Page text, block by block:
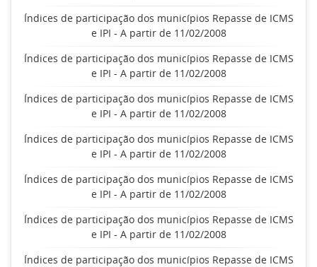
Índices de participação dos municípios Repasse de ICMS
e IPI - A partir de 11/02/2008
Índices de participação dos municípios Repasse de ICMS
e IPI - A partir de 11/02/2008
Índices de participação dos municípios Repasse de ICMS
e IPI - A partir de 11/02/2008
Índices de participação dos municípios Repasse de ICMS
e IPI - A partir de 11/02/2008
Índices de participação dos municípios Repasse de ICMS
e IPI - A partir de 11/02/2008
Índices de participação dos municípios Repasse de ICMS
e IPI - A partir de 11/02/2008
Índices de participação dos municípios Repasse de ICMS